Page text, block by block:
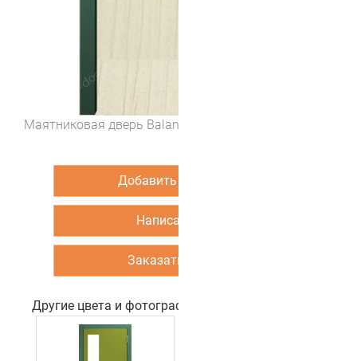
Маятниковая дверь Balance 4 (цвет Ясень кремона)
Добавить в корзину
Написать нам
Заказать звонок
Другие цвета и фотографии двери